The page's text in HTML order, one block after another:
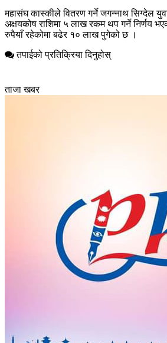
महासंघ कास्कीले वितरण गर्ने जगन्नाथ सिग्देल
अक्षयकोष राशिमा ५ लाख रकम थप गर्ने निर्णय
रुपैयाँ रहेकोमा बढेर १० लाख पुगेको छ ।
तपाईको प्रतिक्रिया दिनुहोस्
ताजा खबर